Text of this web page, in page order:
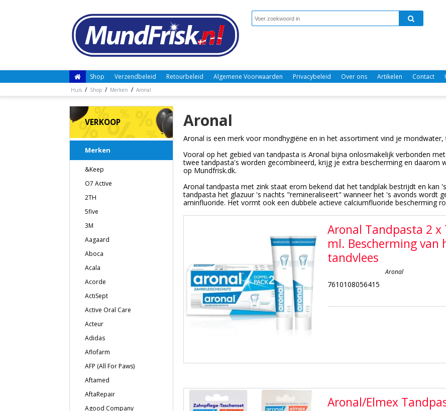
Shop Verzendbeleid Retourbeleid Algemene Voorwaarden Privacybeleid Over ons Artikelen Contact
Huis / Shop / Merken / Aronal
VERKOOP
Merken
&Keep
O7 Active
2TH
5five
3M
Aagaard
Aboca
Acala
Acorde
ActiSept
Active Oral Care
Acteur
Adidas
Aflofarm
AFP (All For Paws)
Aftamed
AftaRepair
Agood Company
Aronal
Aronal is een merk voor mondhygiëne en in het assortiment vind je
Vooral op het gebied van tandpasta is Aronal bijna onlosmakelijk verbonden
twee tandpasta's worden gecombineerd, krijg je extra bescherming en daarom
op Mundfrisk.dk.
Aronal tandpasta met zink staat erom bekend dat het tandplak bestrijdt en kan
tandpasta het glazuur 's nachts "remineraliseert" wanneer het 's avonds wordt
aminfluoride. Het vormt ook een dubbele actieve calciumfluoride bescherming
Aronal Tandpasta 2 x
ml. Bescherming van
tandvlees
Aronal
7610108056415
Aronal/Elmex